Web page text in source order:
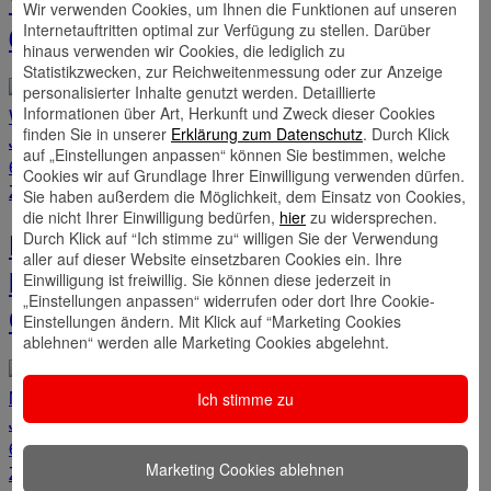
68.2, 68.3
Je Stück
695,00€
Zum Produkt
Branchenreport Holzgewerbe (ohne
Herstellung von Möbeln) 2025, WZ-
Code:...
Je Stück
695,00€
Zum Produkt
Wir verwenden Cookies, um Ihnen die Funktionen auf unseren
Internetauftritten optimal zur Verfügung zu stellen. Darüber
hinaus verwenden wir Cookies, die lediglich zu
Statistikzwecken, zur Reichweitenmessung oder zur Anzeige
personalisierter Inhalte genutzt werden. Detaillierte
Informationen über Art, Herkunft und Zweck dieser Cookies
finden Sie in unserer Erklärung zum Datenschutz. Durch Klick
auf „Einstellungen anpassen“ können Sie bestimmen, welche
Cookies wir auf Grundlage Ihrer Einwilligung verwenden dürfen.
Sie haben außerdem die Möglichkeit, dem Einsatz von Cookies,
die nicht Ihrer Einwilligung bedürfen, hier zu widersprechen.
Durch Klick auf “Ich stimme zu“ willigen Sie der Verwendung
aller auf dieser Website einsetzbaren Cookies ein. Ihre
Einwilligung ist freiwillig. Sie können diese jederzeit in
„Einstellungen anpassen“ widerrufen oder dort Ihre Cookie-
Einstellungen ändern. Mit Klick auf “Marketing Cookies
ablehnen“ werden alle Marketing Cookies abgelehnt.
Ich stimme zu
Marketing Cookies ablehnen